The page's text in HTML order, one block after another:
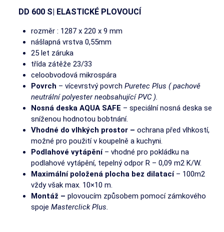
DD 600 S| ELASTICKÉ PLOVOUCÍ
rozměr : 1287 x 220 x 9 mm
nášlapná vrstva 0,55mm
25 let záruka
třída zátěže 23/33
celoobvodová mikrospára
Povrch – vícevrstvý povrchPuretec Plus ( pachově
neutrální polyester neobsahující PVC ).
Nosná deska AQUA SAFE – speciální nosná deska se
sníženou hodnotou bobtnání.
Vhodné do vlhkých prostor –ochrana před vlhkostí,
možné pro použití v koupelně a kuchyni.
Podlahové vytápění – vhodné pro pokládku na
podlahové vytápění, tepelný odpor R – 0,09 m2 K/W.
Maximální položená plocha bez dilatací – 100m2
vždy však max. 10×10 m.
Montáž –plovoucím způsobem pomocí zámkového
spojeMasterclick Plus.